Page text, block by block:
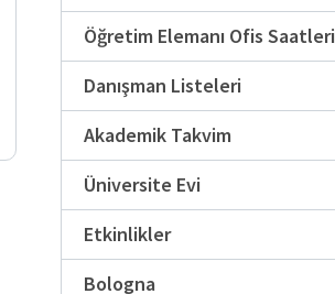
Öğretim Elemanı Ofis Saatleri
Danışman Listeleri
Akademik Takvim
Üniversite Evi
Etkinlikler
Bologna